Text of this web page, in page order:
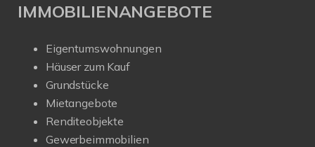
IMMOBILIENANGEBOTE
Eigentumswohnungen
Häuser zum Kauf
Grundstücke
Mietangebote
Renditeobjekte
Gewerbeimmobilien